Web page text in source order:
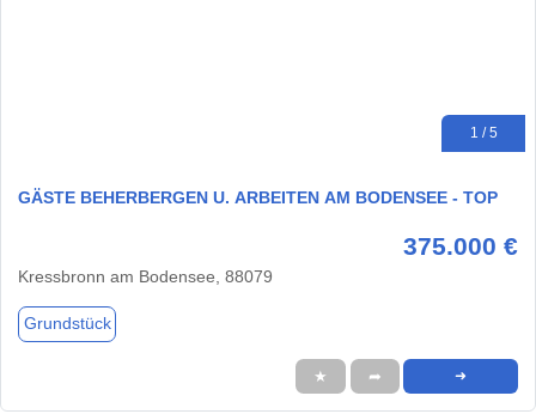
1 / 5
GÄSTE BEHERBERGEN U. ARBEITEN AM BODENSEE - TOP
375.000 €
Kressbronn am Bodensee, 88079
Grundstück
★ ➦ ➜